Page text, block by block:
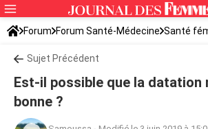
Forum Forum Santé-Médecine Santé
Sujet Précédent
Est-il possible que la datation
bonne ?